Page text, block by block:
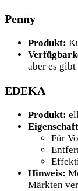
Penny
Produkt:
aber es
EDEKA
Produkt:
Für
Hinweis:
Märkten